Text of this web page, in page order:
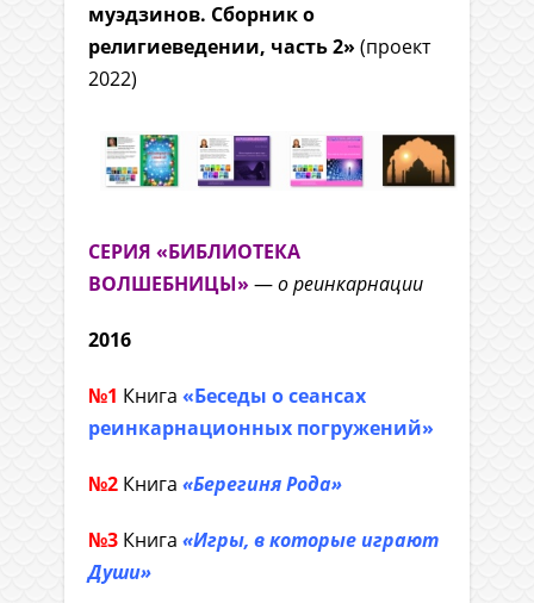
муэдзинов. Сборник о
религиеведении, часть 2» (проект
2022)
СЕРИЯ «БИБЛИОТЕКА
ВОЛШЕБНИЦЫ» —о реинкарнации
2016
№1 Книга «Беседы о сеансах
реинкарнационных погружений»
№2 Книга «Берегиня Рода»
№3 Книга «Игры, в которые играют
Души»